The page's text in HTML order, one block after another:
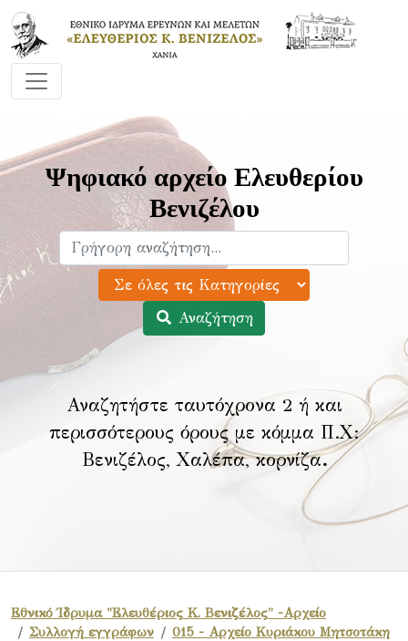
Ψηφιακό αρχείο Ελευθερίου
Βενιζέλου
Αναζήτηση
Αναζητήστε ταυτόχρονα 2 ή και
περισσότερους όρους με κόμμα Π.Χ:
Βενιζέλος, Χαλέπα, κορνίζα.
Εθνικό Ίδρυμα "Ελευθέριος Κ. Βενιζέλος" -Αρχείο
Συλλογή εγγράφων
015 - Αρχείο Κυριάκου Μητσοτάκη